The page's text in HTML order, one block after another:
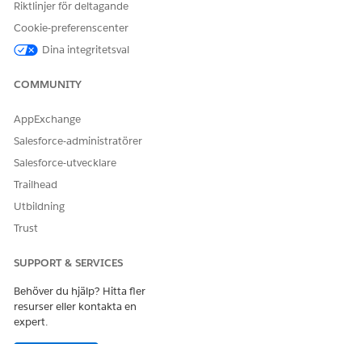
Riktlinjer för deltagande
Cookie-preferenscenter
Dina integritetsval
COMMUNITY
AppExchange
Salesforce-administratörer
Salesforce-utvecklare
Trailhead
Utbildning
Trust
SUPPORT & SERVICES
Behöver du hjälp? Hitta fler
resurser eller kontakta en
expert.